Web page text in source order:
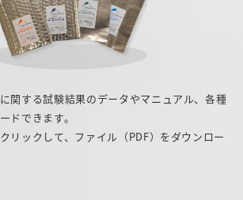
関する試験結果のデータやマニュアル、各種
ドできます。
リックして、ファイル（PDF）をダウンロー